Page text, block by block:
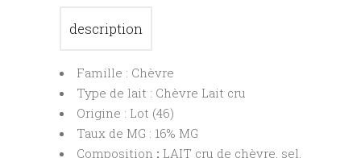
description
Famille : Chèvre
Type de lait : Chèvre Lait cru
Origine : Lot (46)
Taux de MG : 16% MG
Composition : LAIT cru de chèvre, sel,